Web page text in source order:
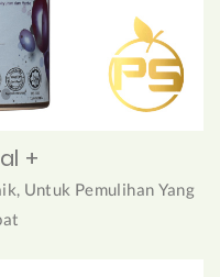
+
Untuk Pemulihan Yang